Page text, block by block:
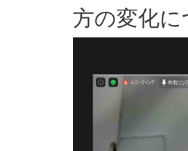
方の変化